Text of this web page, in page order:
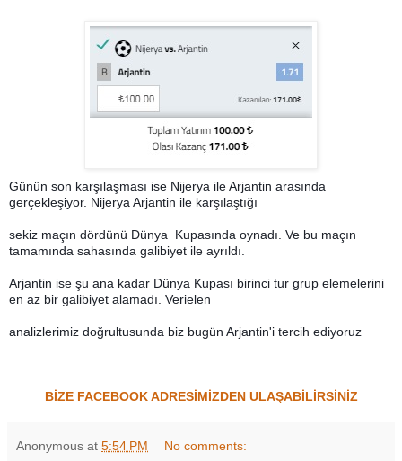
Günün son karşılaşması ise Nijerya ile Arjantin arasında
gerçekleşiyor. Nijerya Arjantin ile karşılaştığı
sekiz maçın dördünü Dünya Kupasında oynadı. Ve bu maçın
tamamında sahasında galibiyet ile ayrıldı.
Arjantin ise şu ana kadar Dünya Kupası birinci tur grup elemelerini
en az bir galibiyet alamadı. Verielen
analizlerimiz doğrultusunda biz bugün Arjantin'i tercih ediyoruz
BİZE FACEBOOK ADRESİMİZDEN ULAŞABİLİRSİNİZ
Anonymous at 5:54 PM No comments: